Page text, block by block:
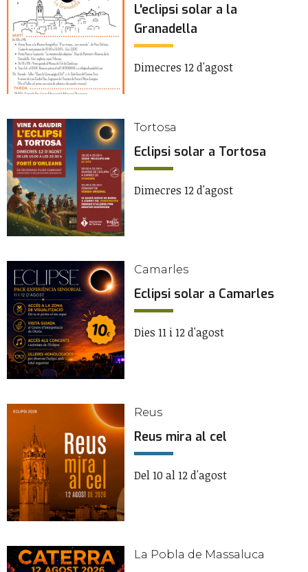
L'eclipsi solar a la
Granadella
Dimecres 12 d'agost
Tortosa
Eclipsi solar a Tortosa
Dimecres 12 d'agost
Camarles
Eclipsi solar a Camarles
Dies 11 i 12 d'agost
Reus
Reus mira al cel
Del 10 al 12 d'agost
La Pobla de Massaluca